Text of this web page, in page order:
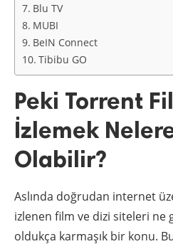
Blu TV
MUBI
BeIN Connect
Tibibu GO
Peki Torrent
İzlemek
Olabilir?
Aslında doğrudan internet
izlenen film ve dizi siteleri ne
oldukça karmaşık bir konu.